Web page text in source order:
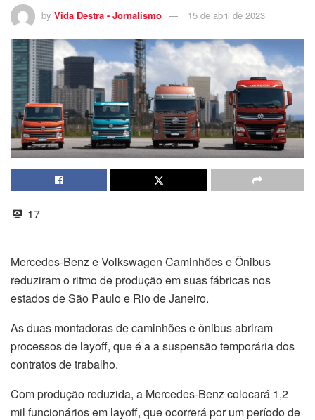
by Vida Destra - Jornalismo 15 de abril de 2023
17
Mercedes-Benz e Volkswagen Caminhões e Ônibus
reduziram o ritmo de produção em suas fábricas nos
estados de São Paulo e Rio de Janeiro.
As duas montadoras de caminhões e ônibus abriram
processos de layoff, que é a a suspensão temporária dos
contratos de trabalho.
Com produção reduzida, a Mercedes-Benz colocará 1,2
mil funcionários em layoff, que ocorrerá por um período de